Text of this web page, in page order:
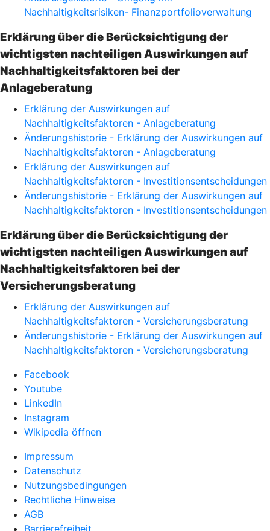
Nachhaltigkeitsrisiken- Finanzportfolioverwaltung
Erklärung über die Berücksichtigung der
wichtigsten nachteiligen Auswirkungen auf
Nachhaltigkeitsfaktoren bei der
Anlageberatung
Erklärung der Auswirkungen auf
Nachhaltigkeitsfaktoren - Anlageberatung
Änderungshistorie - Erklärung der Auswirkungen auf
Nachhaltigkeitsfaktoren - Anlageberatung
Erklärung der Auswirkungen auf
Nachhaltigkeitsfaktoren - Investitionsentscheidungen
Änderungshistorie - Erklärung der Auswirkungen auf
Nachhaltigkeitsfaktoren - Investitionsentscheidungen
Erklärung über die Berücksichtigung der
wichtigsten nachteiligen Auswirkungen auf
Nachhaltigkeitsfaktoren bei der
Versicherungsberatung
Erklärung der Auswirkungen auf
Nachhaltigkeitsfaktoren - Versicherungsberatung
Änderungshistorie - Erklärung der Auswirkungen auf
Nachhaltigkeitsfaktoren - Versicherungsberatung
Facebook
Youtube
LinkedIn
Instagram
Wikipedia öffnen
Impressum
Datenschutz
Nutzungsbedingungen
Rechtliche Hinweise
AGB
Barrierefreiheit